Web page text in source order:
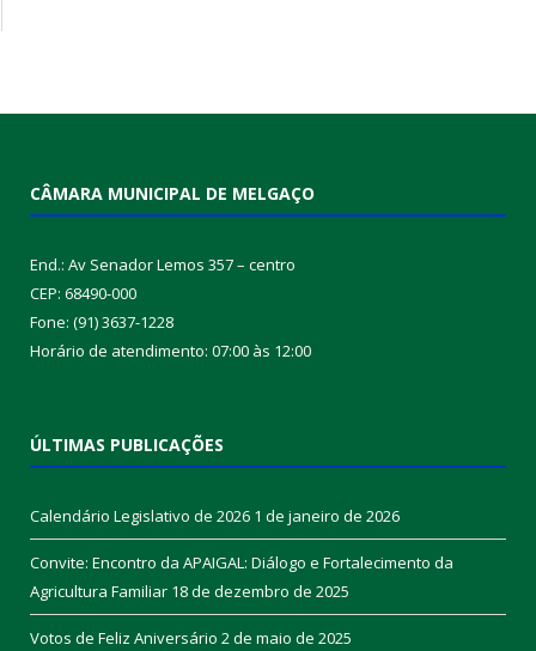
CÂMARA MUNICIPAL DE MELGAÇO
End.: Av Senador Lemos 357 – centro
CEP: 68490-000
Fone: (91) 3637-1228
Horário de atendimento: 07:00 às 12:00
ÚLTIMAS PUBLICAÇÕES
Calendário Legislativo de 2026 1 de janeiro de 2026
Convite: Encontro da APAIGAL: Diálogo e Fortalecimento da
Agricultura Familiar 18 de dezembro de 2025
Votos de Feliz Aniversário 2 de maio de 2025